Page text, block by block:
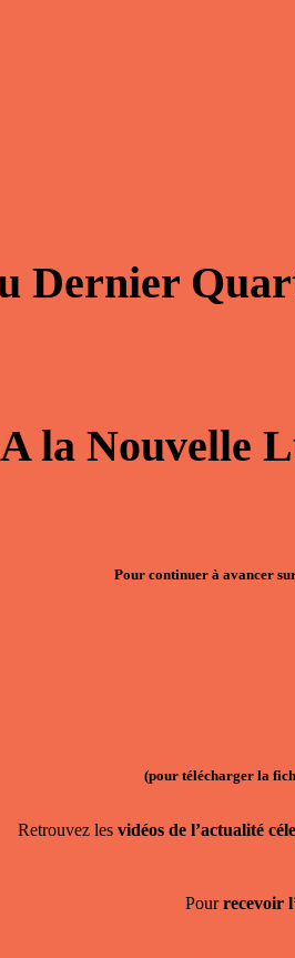
Dernier
A la Nouvelle
Pour continuer à avancer
(pour télécharger la
Retrouvez les vidéos de l’actualité
Pourrecevoir